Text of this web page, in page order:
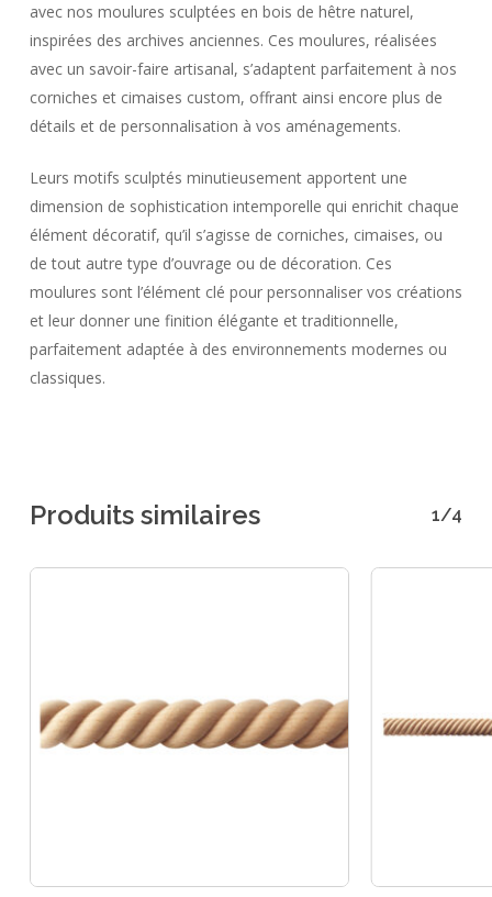
avec nos moulures sculptées en bois de hêtre naturel,
inspirées des archives anciennes. Ces moulures, réalisées
avec un savoir-faire artisanal, s’adaptent parfaitement à nos
corniches et cimaises custom, offrant ainsi encore plus de
détails et de personnalisation à vos aménagements.
Leurs motifs sculptés minutieusement apportent une
dimension de sophistication intemporelle qui enrichit chaque
élément décoratif, qu’il s’agisse de corniches, cimaises, ou
de tout autre type d’ouvrage ou de décoration. Ces
moulures sont l’élément clé pour personnaliser vos créations
et leur donner une finition élégante et traditionnelle,
parfaitement adaptée à des environnements modernes ou
classiques.
Produits similaires 1/4